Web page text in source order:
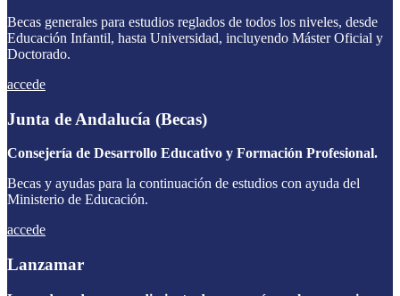
Becas generales para estudios reglados de todos los niveles, desde
Educación Infantil, hasta Universidad, incluyendo Máster Oficial y
Doctorado.
accede
Junta de Andalucía (Becas)
Consejería de Desarrollo Educativo y Formación Profesional.
Becas y ayudas para la continuación de estudios con ayuda del
Ministerio de Educación.
accede
Lanzamar